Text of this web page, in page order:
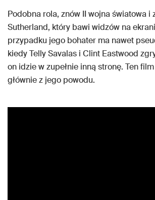
Podobna rola, znów II wojna światowa i
Sutherland, który bawi widzów na
przypadku jego bohater ma nawet
kiedy Telly Savalas i Clint Eastwood
on idzie w zupełnie inną stronę. Ten
głównie z jego powodu.